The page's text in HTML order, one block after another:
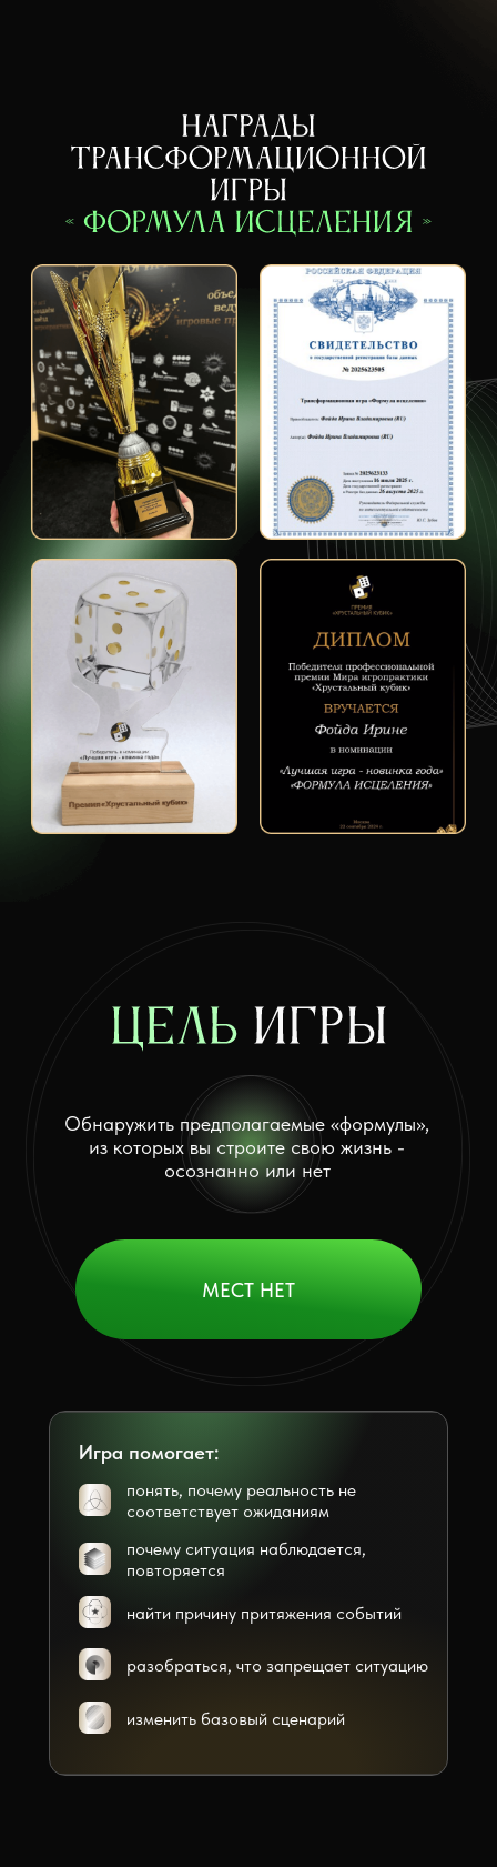
Обнаружить предполагаемые «формулы»,
из которых вы строите свою жизнь -
осознанно или нет
Игра помогает:
понять, почему реальность не
соответствует ожиданиям
МЕСТ НЕТ
почему ситуация наблюдается,
повторяется
найти причину притяжения событий
разобраться, что запрещает ситуацию
изменить базовый сценарий